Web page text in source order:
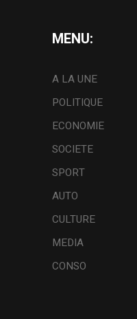
MENU:
A LA UNE
POLITIQUE
ECONOMIE
SOCIETE
SPORT
AUTO
CULTURE
MEDIA
CONSO